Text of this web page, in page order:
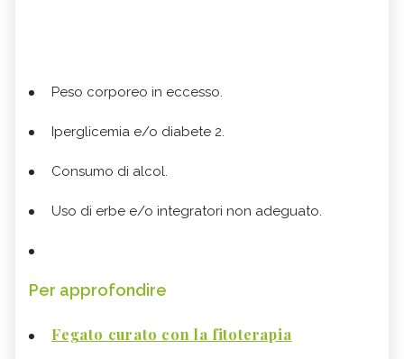
Peso corporeo in eccesso.
Iperglicemia e/o diabete 2.
Consumo di alcol.
Uso di erbe e/o integratori non adeguato.
Per approfondire
Fegato curato con la fitoterapia